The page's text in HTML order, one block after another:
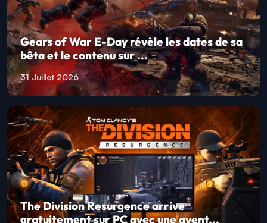
Gears of War E-Day révèle les dates de sa
bêta et le contenu sur ...
31 Juillet 2026
The Division Resurgence arrive
gratuitement sur PC avec une avent...